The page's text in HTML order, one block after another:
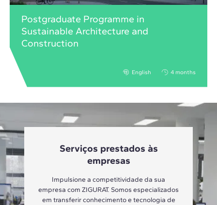
Postgraduate Programme in
Sustainable Architecture and
Construction
English 4 months
Serviços prestados às
empresas
Impulsione a competitividade da sua
empresa com ZIGURAT. Somos especializados
em transferir conhecimento e tecnologia de